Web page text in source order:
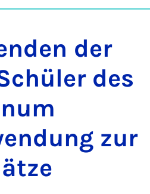
auf auf auf auf
der
des
zur